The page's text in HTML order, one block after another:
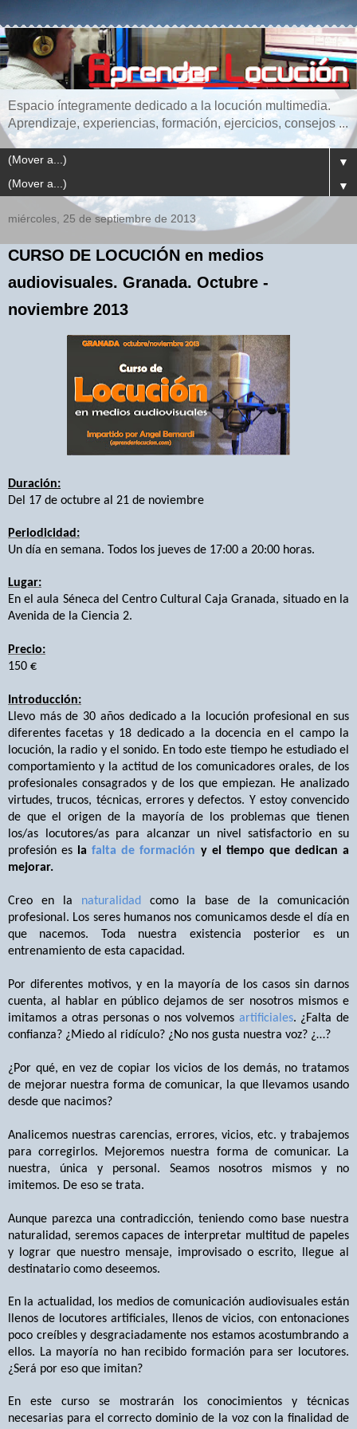
Espacio íntegramente dedicado a la locución multimedia.
Aprendizaje, experiencias, formación, ejercicios, consejos ...
▼
▼
miércoles, 25 de septiembre de 2013
CURSO DE LOCUCIÓN en medios
audiovisuales. Granada. Octubre -
noviembre 2013
Duración:
Del 17 de octubre al 21 de noviembre
Periodicidad:
Un día en semana. Todos los jueves de 17:00 a 20:00 horas.
Lugar:
En el aula Séneca del Centro Cultural Caja Granada, situado en la
Avenida de la Ciencia 2.
Precio:
150 €
Introducción:
Llevo más de 30 años dedicado a la locución profesional en sus
diferentes facetas y 18 dedicado a la docencia en el campo la
locución, la radio y el sonido. En todo este tiempo he estudiado el
comportamiento y la actitud de los comunicadores orales, de los
profesionales consagrados y de los que empiezan. He analizado
virtudes, trucos, técnicas, errores y defectos. Y estoy convencido
de que el origen de la mayoría de los problemas que tienen
los/as locutores/as para alcanzar un nivel satisfactorio en su
profesión es
lafalta de formación y el tiempo que dedican a
mejorar.
Creo en la naturalidad
como la base de la comunicación
profesional. Los seres humanos nos comunicamos desde el día en
que nacemos. Toda nuestra existencia posterior es un
entrenamiento de esta capacidad.
Por diferentes motivos, y en la mayoría de los casos sin darnos
cuenta, al hablar en público dejamos de ser nosotros mismos e
imitamos a otras personas o nos volvemos artificiales. ¿Falta de
confianza? ¿Miedo al ridículo? ¿No nos gusta nuestra voz? ¿…?
¿Por qué, en vez de copiar los vicios de los demás, no tratamos
de mejorar nuestra forma de comunicar, la que llevamos usando
desde que nacimos?
Analicemos nuestras carencias, errores, vicios, etc. y trabajemos
para corregirlos. Mejoremos nuestra forma de comunicar. La
nuestra, única y personal. Seamos nosotros mismos y no
imitemos. De eso se trata.
Aunque parezca una contradicción, teniendo como base nuestra
naturalidad, seremos capaces de interpretar multitud de papeles
y lograr que nuestro mensaje, improvisado o escrito, llegue al
destinatario como deseemos.
En la actualidad, los medios de comunicación audiovisuales están
llenos de locutores artificiales, llenos de vicios, con entonaciones
poco creíbles y desgraciadamente nos estamos acostumbrando a
ellos. La mayoría no han recibido formación para ser locutores.
¿Será por eso que imitan?
En este curso se mostrarán los conocimientos y técnicas
necesarias para el correcto dominio de la voz con la finalidad de